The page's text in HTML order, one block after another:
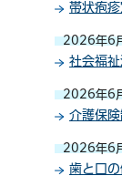
帯状疱
2026年6
社会福
2026年6
介護保
2026年6
歯と口